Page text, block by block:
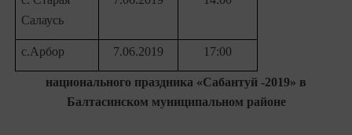
Салаусь
с.Арбор 7.06.2019 17:00
национального праздника «Сабантуй -2019» в
Балтасинском муниципальном районе